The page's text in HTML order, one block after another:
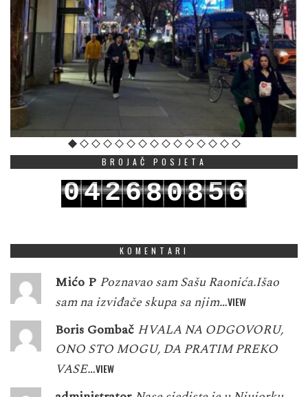
BROJAČ POSJETA
042680856
KOMENTARI
Mićo P Poznavao sam Sašu Raonića.Išao
sam na izviđače skupa sa njim…VIEW
Boris Gombač HVALA NA ODGOVORU,
ONO STO MOGU, DA PRATIM PREKO
VASE…VIEW